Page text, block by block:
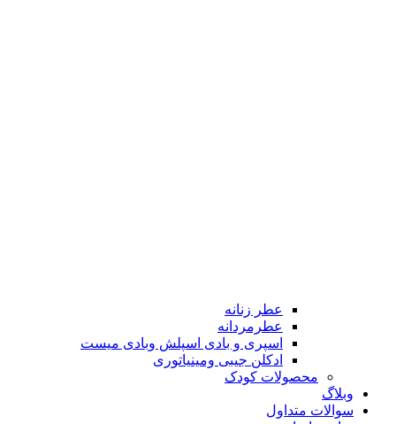
عطر زنانه
عطرمردانه
اسپری و بادی اسپلش وبادی میست
ادکلن جیبی ومینیاتوری
محصولات کودک
وبلاگ
سوالات متداول